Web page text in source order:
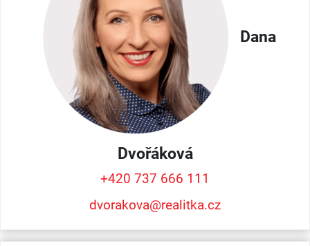
Dana
Dvořáková
+420 737 666 111
dvorakova@realitka.cz